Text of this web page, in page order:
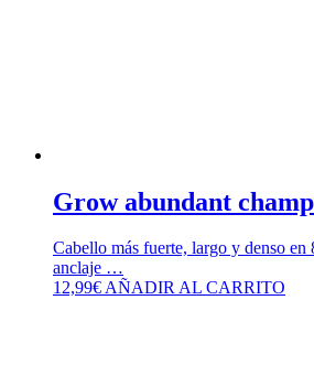
Grow abundant
Cabello más fuerte, largo y denso en
anclaje …
12,99€AÑADIR AL CARRITO